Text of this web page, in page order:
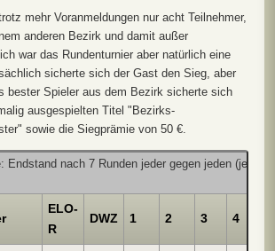
mehr Voranmeldungen nur acht Teilnehmer,
anderen Bezirk und damit außer
war das Rundenturnier aber natürlich eine
sicherte sich der Gast den Sieg, aber
bester Spieler aus dem Bezirk sicherte sich
ausgespielten Titel "Bezirks-
sowie die Siegprämie von 50 €.
Endstand nach 7 Runden jeder gegen jeden (je 15
ELO-
R
DWZ 1 2 3 4